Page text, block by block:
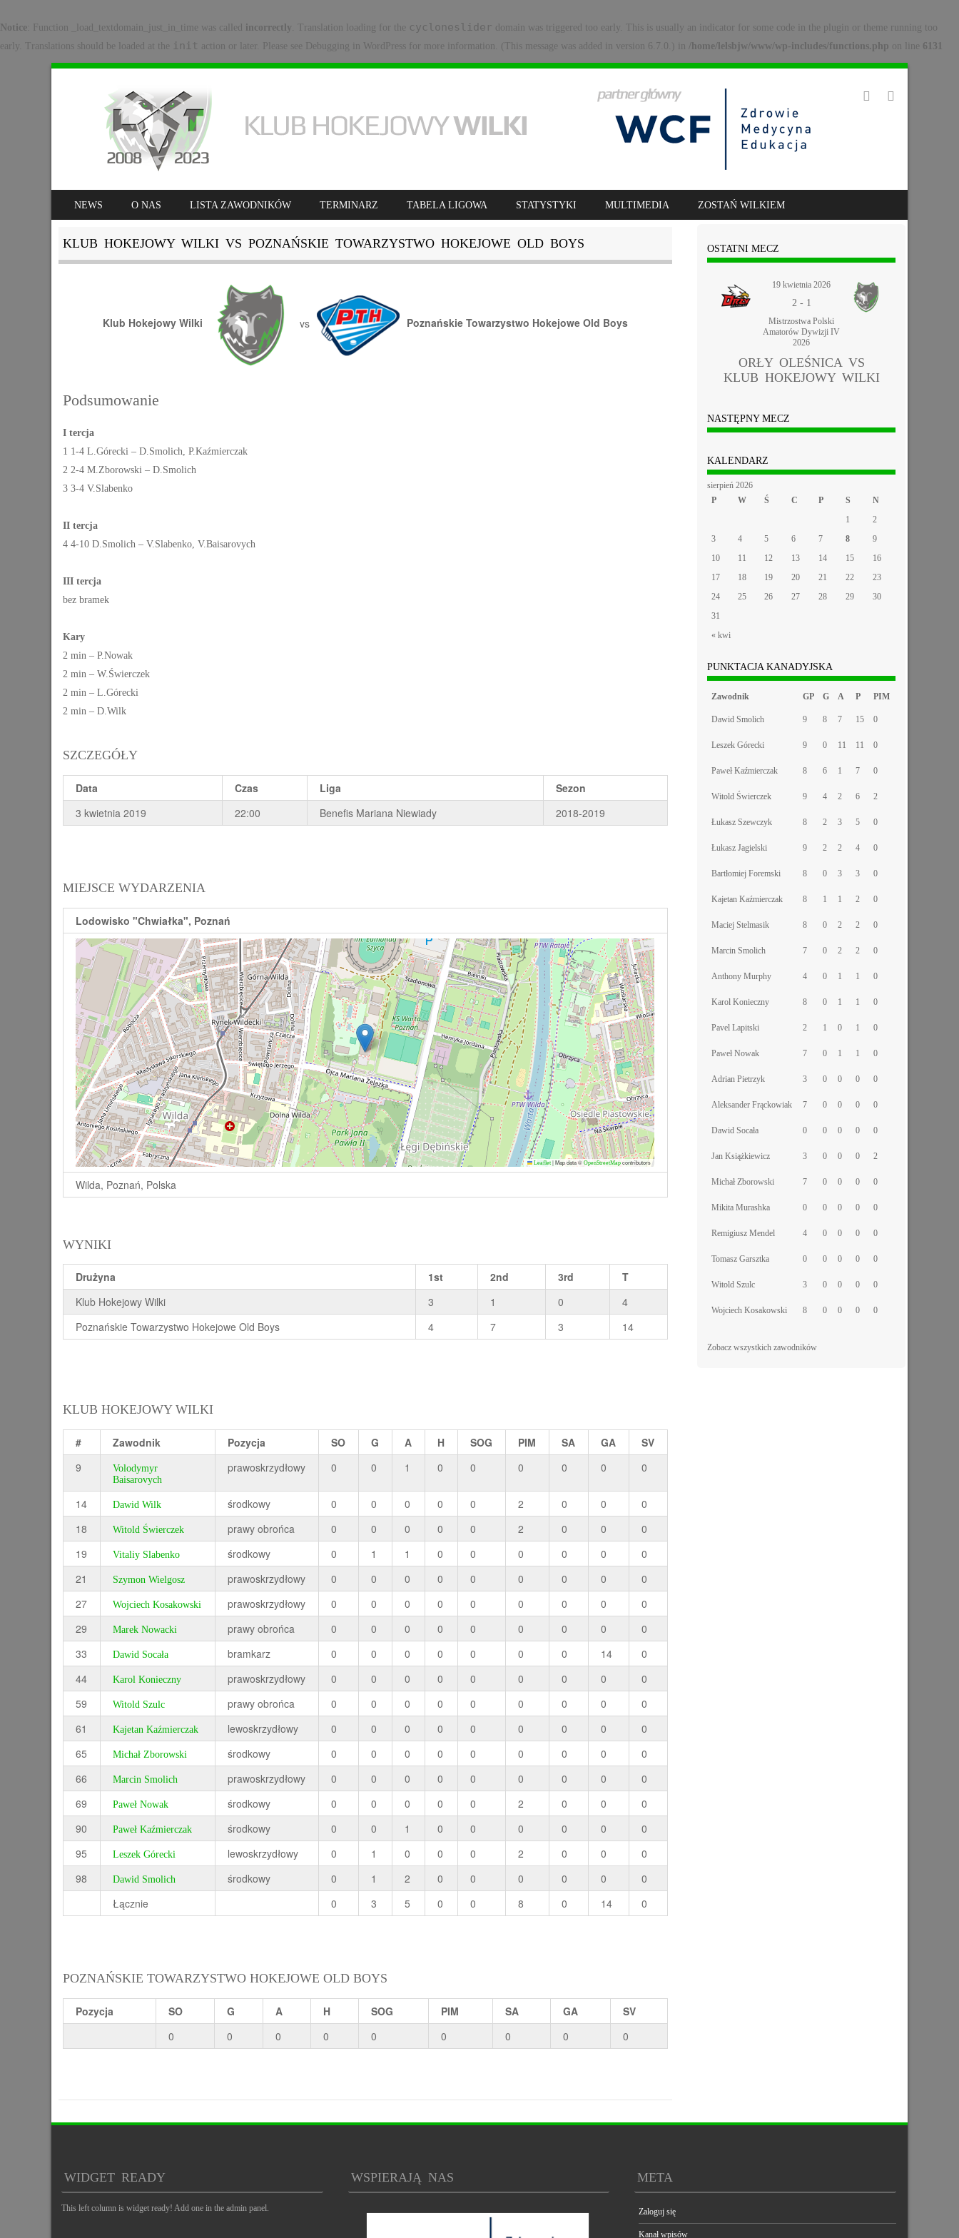
Notice : Function _load_textdomain_just_in_time was called incorrectly . Translation loading for the cycloneslider domain was triggered too early. This is usually an indicator for some code in the plugin or theme running too
early. Translations should be loaded at the init action or later. Please see Debugging in WordPress for more information. (This message was added in version 6.7.0.) in /home/lelsbjw/www/wp-includes/functions.php on line 6131
MENU
SKIP TO CONTENT
NEWS O NAS LISTA ZAWODNIKÓW TERMINARZ TABELA LIGOWA STATYSTYKI MULTIMEDIA ZOSTAŃ WILKIEM
KLUB HOKEJOWY WILKI VS POZNAŃSKIE TOWARZYSTWO HOKEJOWE OLD BOYS
Klub Hokejowy Wilki vs Poznańskie Towarzystwo Hokejowe Old Boys
Podsumowanie
I tercja
1 1-4 L.Górecki – D.Smolich, P.Kaźmierczak
2 2-4 M.Zborowski – D.Smolich
3 3-4 V.Slabenko
II tercja
4 4-10 D.Smolich – V.Slabenko, V.Baisarovych
III tercja
bez bramek
Kary
2 min – P.Nowak
2 min – W.Świerczek
2 min – L.Górecki
2 min – D.Wilk
SZCZEGÓŁY
Data Czas Liga
Sezon
3 kwietnia 2019
22:00 Benefis Mariana Niewiady 2018-2019
MIEJSCE WYDARZENIA
Lodowisko "Chwiałka", Poznań
Leaflet |Map data ©OpenStreetMap contributors
Wilda, Poznań, Polska
WYNIKI
Drużyna 1st 2nd 3rd
T
Klub Hokejowy Wilki
3 1 0
4
Poznańskie Towarzystwo Hokejowe Old Boys
4 7 3 14
KLUB HOKEJOWY WILKI
# Zawodnik Pozycja SO G A H SOG PIM SA GA
SV
9
Volodymyr
Baisarovych
prawoskrzydłowy 0 0 1 0 0 0 0 0 0
14 Dawid Wilk środkowy 0 0 0 0 0 2 0 0
0
18
Witold Świerczek prawy obrońca 0 0 0 0 0 2 0 0
0
19
Vitaliy Slabenko środkowy 0 1 1 0 0 0 0 0
0
21
Szymon Wielgosz prawoskrzydłowy 0 0 0 0 0 0 0 0
0
27
Wojciech Kosakowski prawoskrzydłowy 0 0 0 0 0 0 0 0
0
29
Marek Nowacki prawy obrońca 0 0 0 0 0 0 0 0
0
33
Dawid Socała bramkarz 0 0 0 0 0 0 0 14
0
44
Karol Konieczny prawoskrzydłowy 0 0 0 0 0 0 0 0
0
59
Witold Szulc prawy obrońca 0 0 0 0 0 0 0 0
0
61
Kajetan Kaźmierczak lewoskrzydłowy 0 0 0 0 0 0 0 0
0
65
Michał Zborowski środkowy 0 0 0 0 0 0 0 0
0
66
Marcin Smolich prawoskrzydłowy 0 0 0 0 0 0 0 0
0
69
Paweł Nowak środkowy 0 0 0 0 0 2 0 0
0
90
Paweł Kaźmierczak środkowy 0 0 1 0 0 0 0 0
0
95
Leszek Górecki lewoskrzydłowy 0 1 0 0 0 2 0 0
0
98
Dawid Smolich środkowy 0 1 2 0 0 0 0 0
0
Łącznie
0 3 5 0 0 8 0 14 0
POZNAŃSKIE TOWARZYSTWO HOKEJOWE OLD BOYS
Pozycja SO G A H SOG PIM SA GA
SV
0
0 0 0 0 0 0 0 0
OSTATNI MECZ
19 kwietnia 2026
2- 1
Mistrzostwa Polski
Amatorów Dywizji IV
2026
ORŁY OLEŚNICA VS
KLUB HOKEJOWY WILKI
NASTĘPNY MECZ
KALENDARZ
sierpień 2026
P
W Ś C P S N
« kwi
1
2
3
4 5 6 7 8
9
10
11 12 13 14 15
16
17
18 19 20 21 22
23
24
25 26 27 28 29
30
31
PUNKTACJA KANADYJSKA
Zawodnik GP G A P PIM
Dawid Smolich 9 8 7 15 0
Leszek Górecki 9 0 11 11 0
Paweł Kaźmierczak 8 6 1 7 0
Witold Świerczek 9 4 2 6 2
Łukasz Szewczyk 8 2 3 5 0
Łukasz Jagielski 9 2 2 4 0
Bartłomiej Foremski 8 0 3 3 0
Kajetan Kaźmierczak 8 1 1 2 0
Maciej Stelmasik 8 0 2 2 0
Marcin Smolich 7 0 2 2 0
Anthony Murphy 4 0 1 1 0
Karol Konieczny 8 0 1 1 0
Pavel Lapitski 2 1 0 1 0
Paweł Nowak 7 0 1 1 0
Adrian Pietrzyk 3 0 0 0 0
Aleksander Frąckowiak 7 0 0 0 0
Dawid Socała 0 0 0 0 0
Jan Książkiewicz 3 0 0 0 2
Michał Zborowski 7 0 0 0 0
Mikita Murashka 0 0 0 0 0
Remigiusz Mendel 4 0 0 0 0
Tomasz Garsztka 0 0 0 0 0
Witold Szulc 3 0 0 0 0
Wojciech Kosakowski 8 0 0 0 0
Zobacz wszystkich zawodników
WIDGET READY
This left column is widget ready! Add one in the admin panel.
WSPIERAJĄ NAS META
Zaloguj się
Kanał wpisów